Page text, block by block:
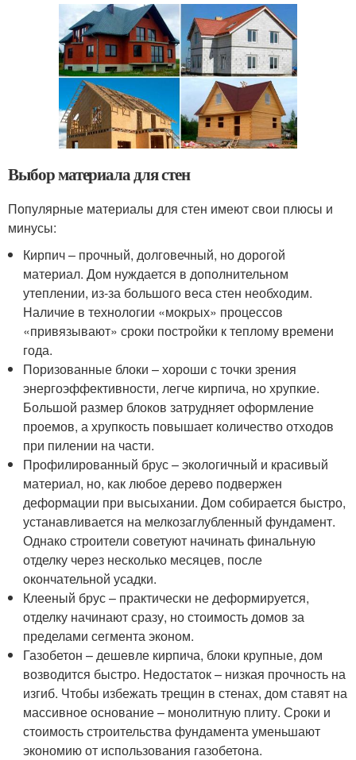
Выбор материала для стен
Популярные материалы для стен имеют свои плюсы и
минусы:
Кирпич – прочный, долговечный, но дорогой
материал. Дом нуждается в дополнительном
утеплении, из-за большого веса стен необходим.
Наличие в технологии «мокрых» процессов
«привязывают» сроки постройки к теплому времени
года.
Поризованные блоки – хороши с точки зрения
энергоэффективности, легче кирпича, но хрупкие.
Большой размер блоков затрудняет оформление
проемов, а хрупкость повышает количество отходов
при пилении на части.
Профилированный брус – экологичный и красивый
материал, но, как любое дерево подвержен
деформации при высыхании. Дом собирается быстро,
устанавливается на мелкозаглубленный фундамент.
Однако строители советуют начинать финальную
отделку через несколько месяцев, после
окончательной усадки.
Клееный брус – практически не деформируется,
отделку начинают сразу, но стоимость домов за
пределами сегмента эконом.
Газобетон – дешевле кирпича, блоки крупные, дом
возводится быстро. Недостаток – низкая прочность на
изгиб. Чтобы избежать трещин в стенах, дом ставят на
массивное основание – монолитную плиту. Сроки и
стоимость строительства фундамента уменьшают
экономию от использования газобетона.